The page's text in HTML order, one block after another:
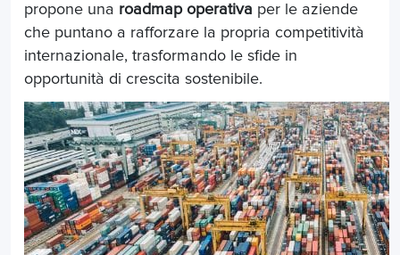
propone una roadmap operativa per le aziende
che puntano a rafforzare la propria competitività
internazionale, trasformando le sfide in
opportunità di crescita sostenibile.